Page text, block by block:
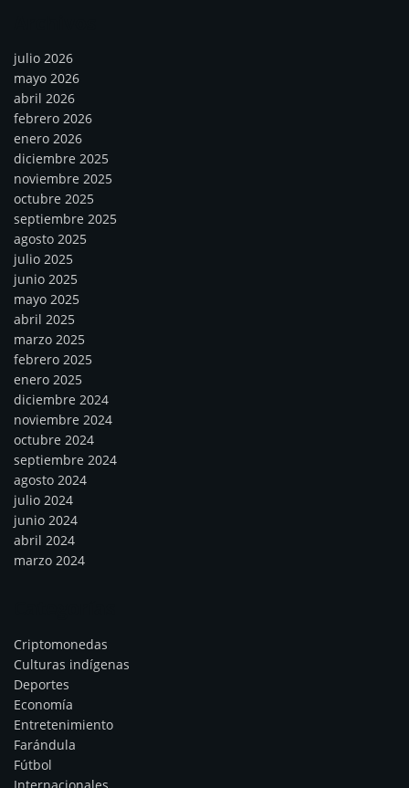
julio 2026
mayo 2026
abril 2026
febrero 2026
enero 2026
diciembre 2025
noviembre 2025
octubre 2025
septiembre 2025
agosto 2025
julio 2025
junio 2025
mayo 2025
abril 2025
marzo 2025
febrero 2025
enero 2025
diciembre 2024
noviembre 2024
octubre 2024
septiembre 2024
agosto 2024
julio 2024
junio 2024
abril 2024
marzo 2024
Criptomonedas
Culturas indígenas
Deportes
Economía
Entretenimiento
Farándula
Fútbol
Internacionales